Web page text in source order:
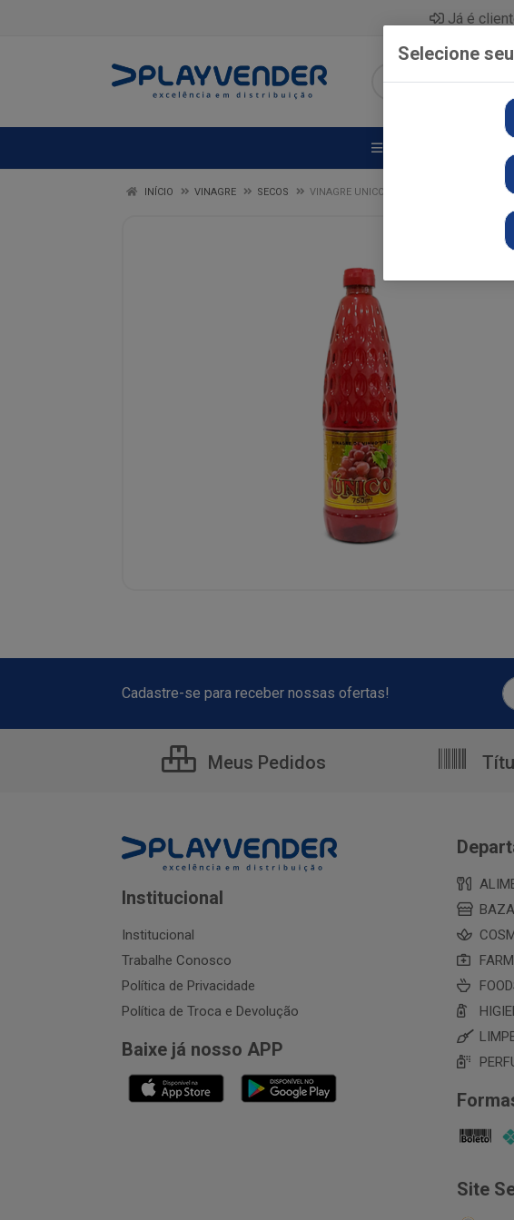
Já é
INÍCIO VINAGRE SECOS VINAGRE UNICO VINHO TINTO 750ML
Cadastre-se para receber nossas ofertas!
Meus Pedidos
Institucional
Institucional
Trabalhe Conosco
Política de Privacidade
Política de Troca e Devolução
Baixe já nosso APP
Site
Selecione